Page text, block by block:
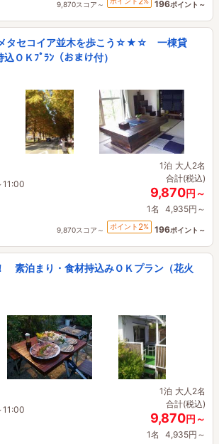
9,870スコア～ 196ポイント～
セコイア並木を歩こう☆★☆ 一棟貸
ＯＫﾌﾟﾗﾝ（おまけ付）
11:00
1泊 大人2名
合計(税込)
9,870円～
1名 4,935円～
9,870スコア～ ポイント 2% 196ポイント～
素泊まり・食材持込みＯＫプラン（花火
11:00
1泊 大人2名
合計(税込)
9,870円～
1名 4,935円～